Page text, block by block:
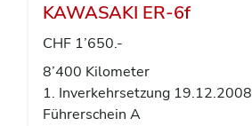
KAWASAKI ER-6f
CHF 1’650.-
8’400 Kilometer
1. Inverkehrsetzung 19.12.2008
Führerschein A